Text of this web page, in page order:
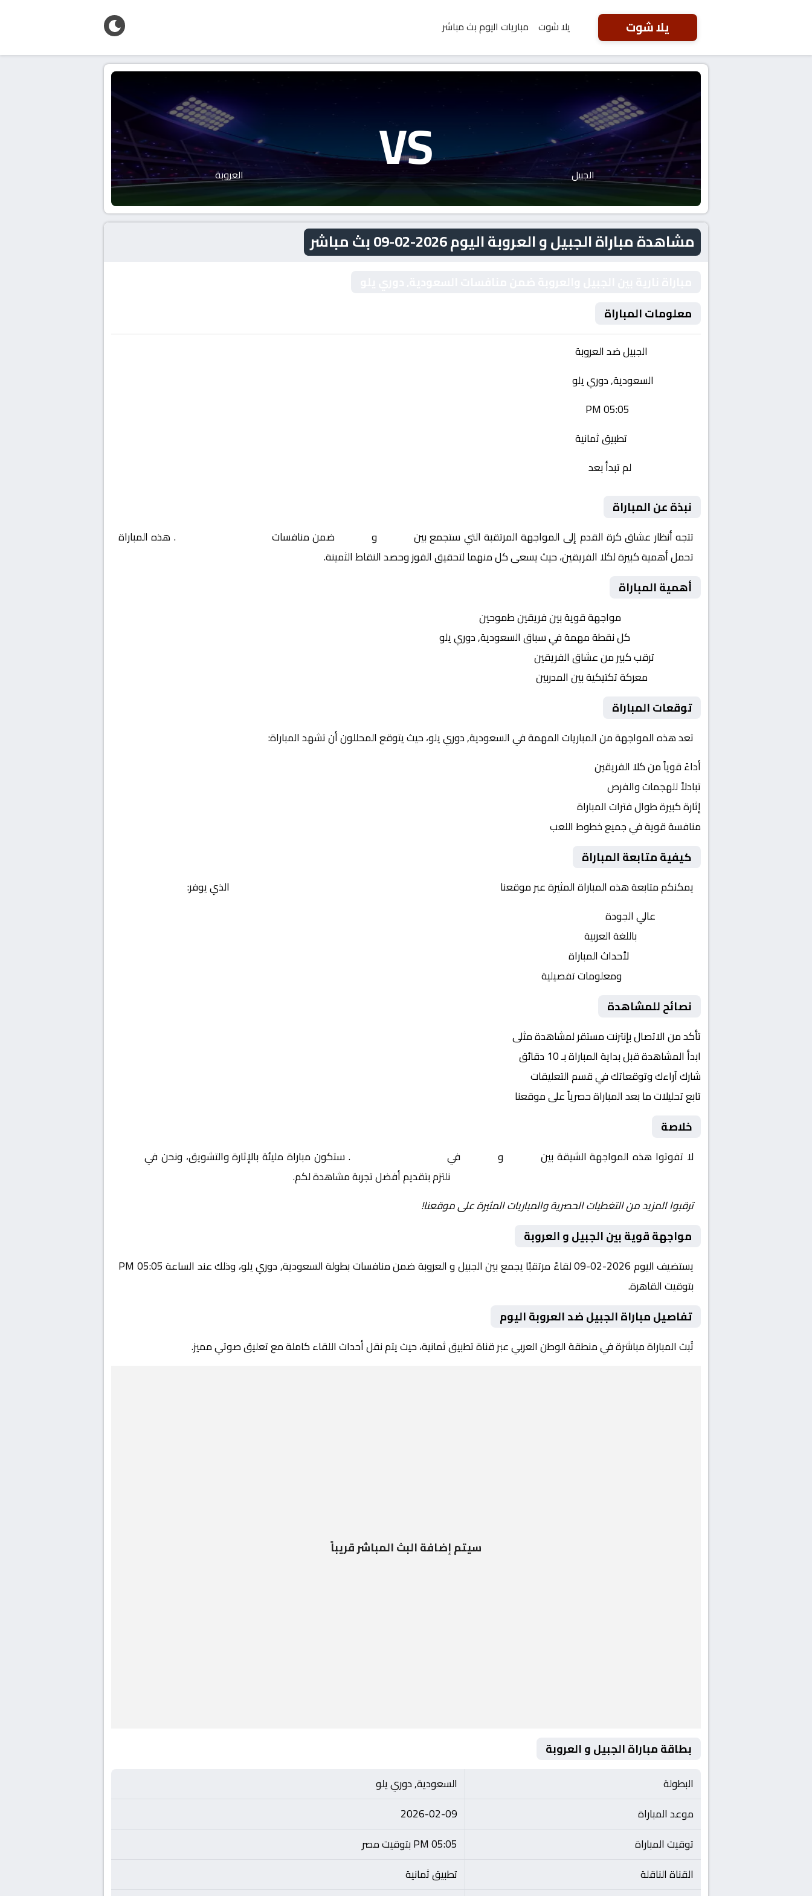
يلا شوت يلا شوت مباريات اليوم بث مباشر
الجبيل VS العروبة
مشاهدة مباراة الجبيل و العروبة اليوم 2026-02-09 بث مباشر
معلومات المباراة
الجبيل ضد العروبة
السعودية, دوري يلو
تطبيق ثمانية
لم تبدأ بعد
نبذة عن المباراة
تتجه أنظار عشاق كرة القدم إلى المواجهة المرتقبة التي ستجمع بين والعروبة ضمن منافسات
. هذه المباراة
تحمل أهمية كبيرة لكلا الفريقين، حيث يسعى كل منهما لتحقيق الفوز وحصد النقاط الثمينة.
أهمية المباراة
مواجهة قوية بين فريقين طموحين
كل نقطة مهمة في سباق السعودية, دوري يلو
ترقب كبير من عشاق الفريقين
معركة تكتيكية بين المدربين
توقعات المباراة
تعد هذه المواجهة من المباريات المهمة في السعودية, دوري يلو، حيث يتوقع المحللون أن تشهد المباراة:
أداءً قوياً من كلا الفريقين
تبادلاً للهجمات والفرص
إثارة كبيرة طوال فترات المباراة
منافسة قوية في جميع خطوط اللعب
كيفية متابعة المباراة
يمكنكم متابعة هذه المباراة المثيرة عبر موقعنا
الذي يوفر:
عالي الجودة
باللغة العربية
لأحداث المباراة
ومعلومات تفصيلية
نصائح للمشاهدة
تأكد من الاتصال بإنترنت مستقر لمشاهدة مثلى
ابدأ المشاهدة قبل بداية المباراة بـ 10 دقائق
شارك آراءك وتوقعاتك في قسم التعليقات
تابع تحليلات ما بعد المباراة حصرياً على موقعنا
خلاصة
لا تفوتوا هذه المواجهة الشيقة بين والعروبة في . ستكون مباراة مليئة بالإثارة والتشويق، ونحن في
نلتزم بتقديم أفضل تجربة مشاهدة لكم.
ترقبوا المزيد من التغطيات الحصرية والمباريات المثيرة على موقعنا!
مواجهة قوية بين الجبيل و العروبة
يستضيف اليوم 2026-02-09 لقاءً مرتقبًا يجمع بين الجبيل و العروبة ضمن منافسات بطولة السعودية, دوري يلو، وذلك عند الساعة 05:05 PM
بتوقيت القاهرة.
تفاصيل مباراة الجبيل ضد العروبة اليوم
تُبث المباراة مباشرة في منطقة الوطن العربي عبر قناة تطبيق ثمانية، حيث يتم نقل أحداث اللقاء كاملة مع تعليق صوتي مميز.
سيتم إضافة البث المباشر قريباً
بطاقة مباراة الجبيل و العروبة
البطولة
السعودية, دوري يلو
موعد المباراة
2026-02-09
توقيت المباراة
05:05 PM بتوقيت مصر
القناة الناقلة
تطبيق ثمانية